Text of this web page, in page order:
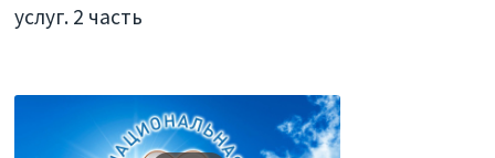
услуг. 2 часть